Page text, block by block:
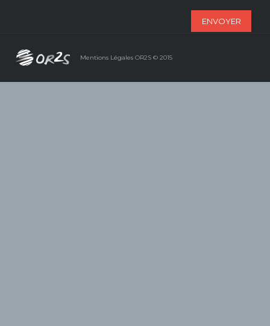
ENVOYER
Mentions Légales OR2S © 2015